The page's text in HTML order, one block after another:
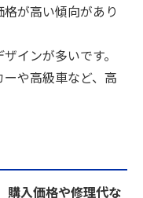
が高い傾向があり
インが多いです。
や高級車など、高
購入価格や修理代な